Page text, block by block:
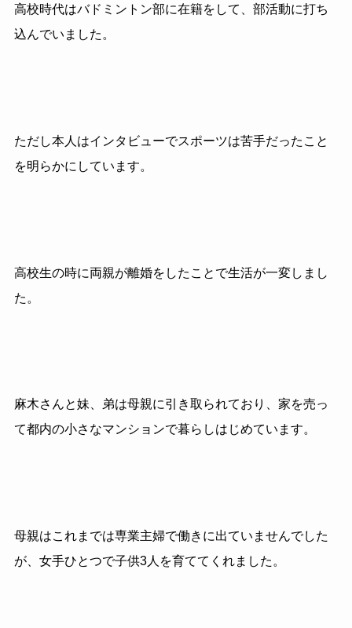
高校時代はバドミントン部に在籍をして、部活動に打ち
込んでいました。
ただし本人はインタビューでスポーツは苦手だったこと
を明らかにしています。
高校生の時に両親が離婚をしたことで生活が一変しまし
た。
麻木さんと妹、弟は母親に引き取られており、家を売っ
て都内の小さなマンションで暮らしはじめています。
母親はこれまでは専業主婦で働きに出ていませんでした
が、女手ひとつで子供3人を育ててくれました。